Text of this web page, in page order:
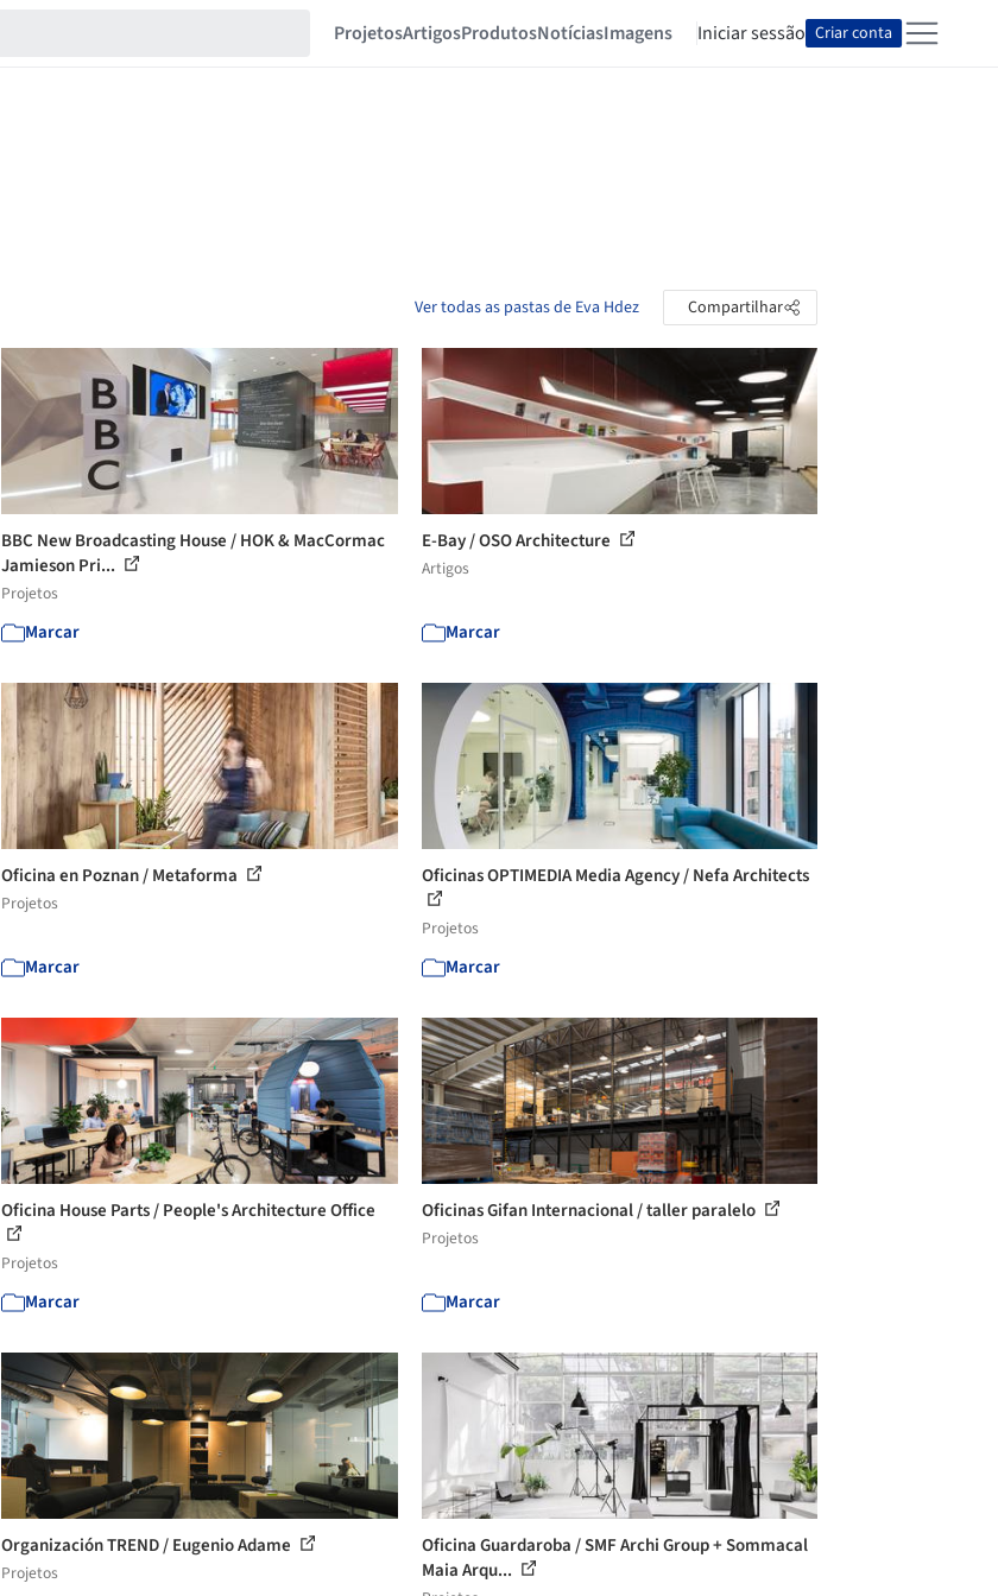
ProjetosArtigosProdutosNotíciasImagens Iniciar sessão Criar conta
Ver todas as pastas de Eva Hdez Compartilhar
BBC New Broadcasting House / HOK & MacCormac
Jamieson Pri...
Projetos
Marcar
E-Bay / OSO Architecture
Artigos
Marcar
Oficina en Poznan / Metaforma
Projetos
Marcar
Oficinas OPTIMEDIA Media Agency / Nefa Architects
Projetos
Marcar
Oficina House Parts / People's Architecture Office
Projetos
Marcar
Oficinas Gifan Internacional / taller paralelo
Projetos
Marcar
Organización TREND / Eugenio Adame
Projetos
Oficina Guardaroba / SMF Archi Group + Sommacal
Maia Arqu...